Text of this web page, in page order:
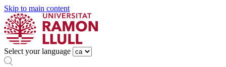
Skip to main content
Select your language